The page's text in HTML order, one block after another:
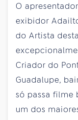
O
exibidor
do Artista
Criador do
Guadalupe,
só passa filme
um dos